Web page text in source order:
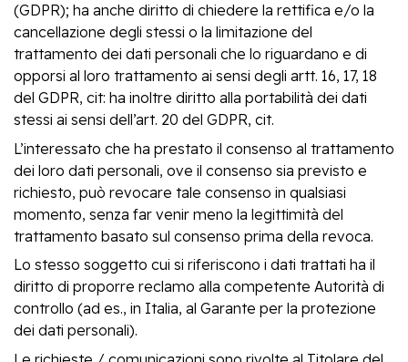
(GDPR); ha anche diritto di chiedere la rettifica e/o la
cancellazione degli stessi o la limitazione del
trattamento dei dati personali che lo riguardano e di
opporsi al loro trattamento ai sensi degli artt. 16, 17, 18
del GDPR, cit: ha inoltre diritto alla portabilità dei dati
stessi ai sensi dell’art. 20 del GDPR, cit.
L’interessato che ha prestato il consenso al trattamento
dei loro dati personali, ove il consenso sia previsto e
richiesto, può revocare tale consenso in qualsiasi
momento, senza far venir meno la legittimità del
trattamento basato sul consenso prima della revoca.
Lo stesso soggetto cui si riferiscono i dati trattati ha il
diritto di proporre reclamo alla competente Autorità di
controllo (ad es., in Italia, al Garante per la protezione
dei dati personali).